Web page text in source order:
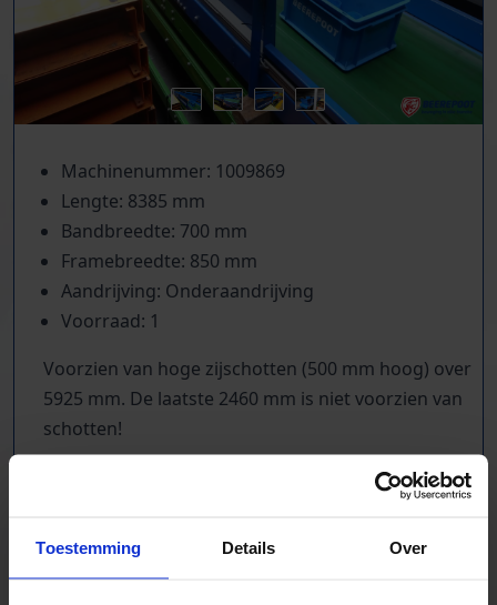
Toestemming Details Over
Machinenummer: 1009869
Lengte: 8385 mm
Bandbreedte: 700 mm
Framebreedte: 850 mm
Aandrijving: Onderaandrijving
Voorraad: 1
Voorzien van hoge zijschotten (500 mm hoog) over
5925 mm. De laatste 2460 mm is niet voorzien van
schotten!